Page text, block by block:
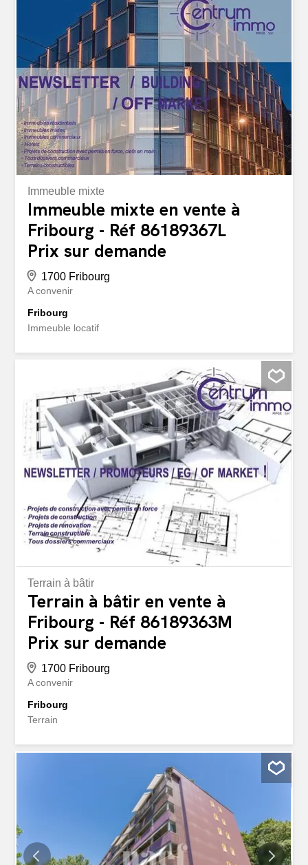
Immeuble mixte
Immeuble mixte en vente à
Fribourg - Réf 86189367L
Prix sur demande
1700 Fribourg
A convenir
Fribourg
Immeuble locatif
Terrain à bâtir
Terrain à bâtir en vente à
Fribourg - Réf 86189363M
Prix sur demande
1700 Fribourg
A convenir
Fribourg
Terrain